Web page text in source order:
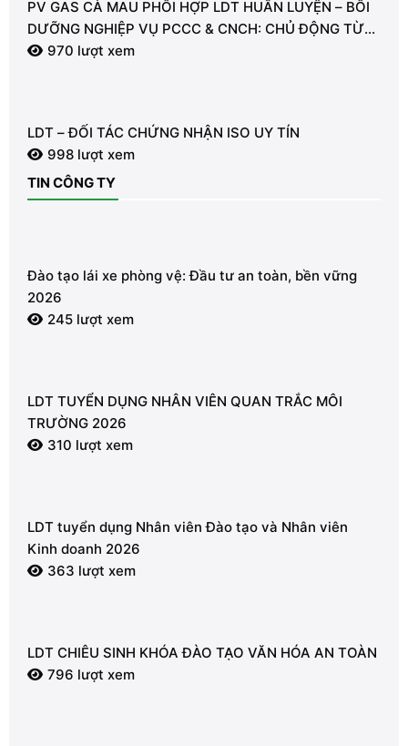
PV GAS CÀ MAU PHỐI HỢP LDT HUẤN LUYỆN – BỒI
DƯỠNG NGHIỆP VỤ PCCC & CNCH: CHỦ ĐỘNG TỪ
TỪNG GIÂY VÌ AN TOÀN
970 lượt xem
LDT – ĐỐI TÁC CHỨNG NHẬN ISO UY TÍN
998 lượt xem
TIN CÔNG TY
Đào tạo lái xe phòng vệ: Đầu tư an toàn, bền vững
2026
245 lượt xem
LDT TUYỂN DỤNG NHÂN VIÊN QUAN TRẮC MÔI
TRƯỜNG 2026
310 lượt xem
LDT tuyển dụng Nhân viên Đào tạo và Nhân viên
Kinh doanh 2026
363 lượt xem
LDT CHIÊU SINH KHÓA ĐÀO TẠO VĂN HÓA AN TOÀN
796 lượt xem